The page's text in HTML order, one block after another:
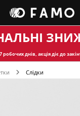
робочих днів, акція діє до
Слідки